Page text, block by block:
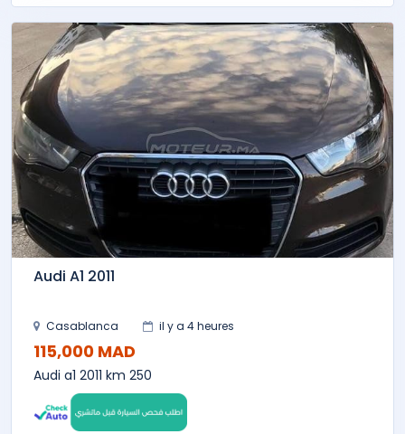
Audi A1 2011
Casablanca il y a 4 heures
115,000 MAD
Audi a1 2011 km 250